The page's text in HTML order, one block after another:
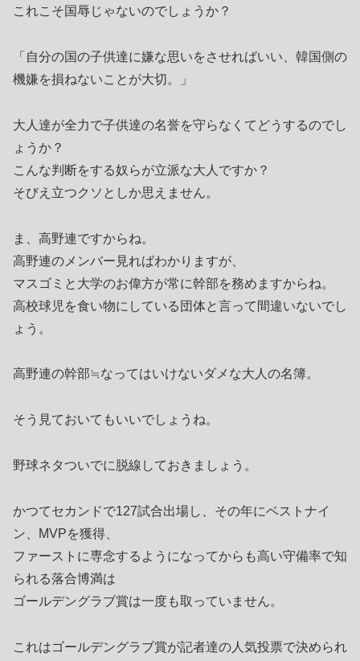
これこそ国辱じゃないのでしょうか？
「自分の国の子供達に嫌な思いをさせればいい、韓国側の
機嫌を損ねないことが大切。」
大人達が全力で子供達の名誉を守らなくてどうするのでし
ょうか？
こんな判断をする奴らが立派な大人ですか？
そびえ立つクソとしか思えません。
ま、高野連ですからね。
高野連のメンバー見ればわかりますが、
マスゴミと大学のお偉方が常に幹部を務めますからね。
高校球児を食い物にしている団体と言って間違いないでし
ょう。
高野連の幹部≒なってはいけないダメな大人の名簿。
そう見ておいてもいいでしょうね。
野球ネタついでに脱線しておきましょう。
かつてセカンドで127試合出場し、その年にベストナイ
ン、MVPを獲得、
ファーストに専念するようになってからも高い守備率で知
られる落合博満は
ゴールデングラブ賞は一度も取っていません。
これはゴールデングラブ賞が記者達の人気投票で決められ